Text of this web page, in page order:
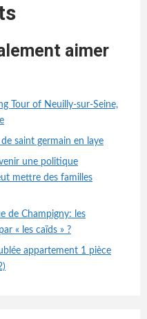
aimer
Tour of Neuilly-sur-Seine,
saint germain en laye
une politique
mettre des familles
de Champigny: les
« les caïds » ?
appartement 1 pièce